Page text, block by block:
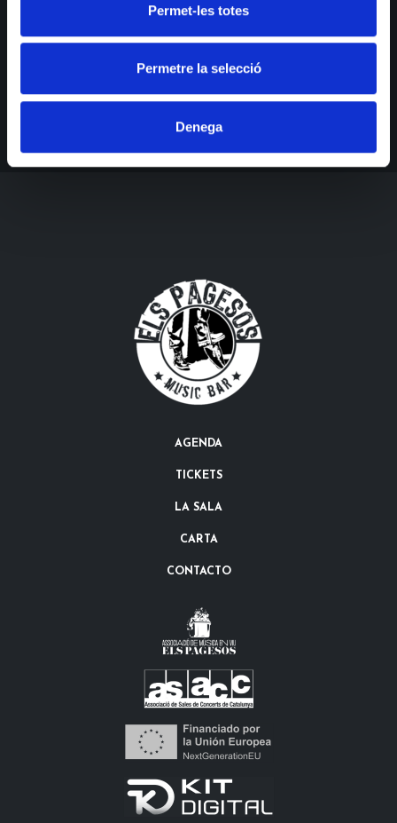
Permet-les totes
Permetre la selecció
Denega
SUSCRIBETE PARA BAILAR
Obtén toda la información más reciente sobre eventos, ventas y
AGENDA
TICKETS
LA SALA
CARTA
CONTACTO